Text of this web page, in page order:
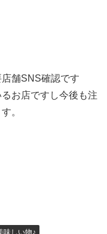
舗SNS確認です
お店ですし今後も注
。
味しい物♪